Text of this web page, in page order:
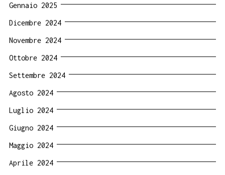
Gennaio 2025
Dicembre 2024
Novembre 2024
Ottobre 2024
Settembre 2024
Agosto 2024
Luglio 2024
Giugno 2024
Maggio 2024
Aprile 2024